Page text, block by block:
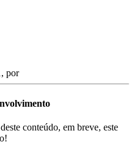
, por
conteúdo, em breve, este